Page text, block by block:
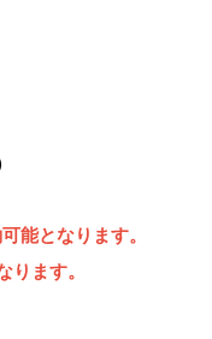
能となります。
ます。